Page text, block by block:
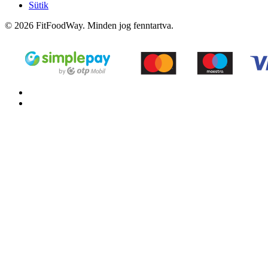
Sütik
© 2026 FitFoodWay. Minden jog fenntartva.